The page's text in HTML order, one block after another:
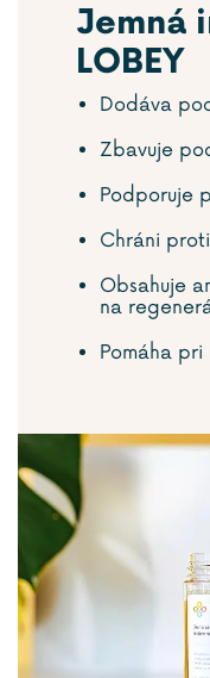
Jemná
LOBEY
Dodáva
Zbavuje
Podporuje
Chráni
Obsahuje
na
Pomáha